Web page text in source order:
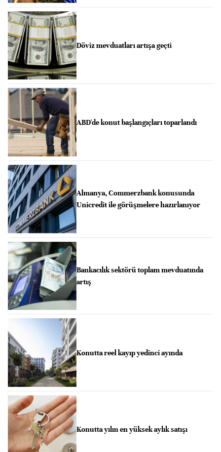
Döviz mevduatları artışa geçti
ABD'de konut başlangıçları toparlandı
Almanya, Commerzbank konusunda
Unicredit ile görüşmelere hazırlanıyor
Bankacılık sektörü toplam mevduatında
artış
Konutta reel kayıp yedinci ayında
Konutta yılın en yüksek aylık satışı